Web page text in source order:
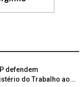
defendem
do Trabalho ao...